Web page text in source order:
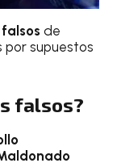
de
por supuestos
falsos?